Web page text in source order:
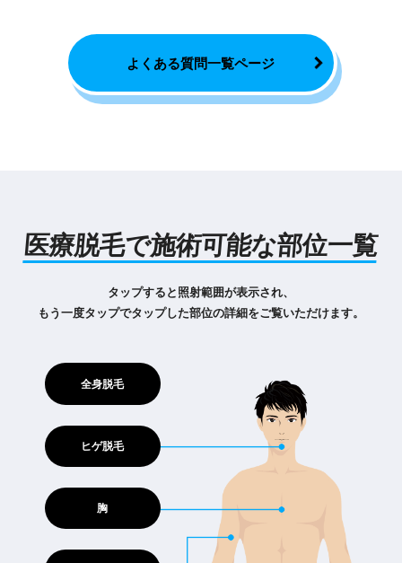
よくある質問一覧ページ
医療脱毛で施術可能な部位一覧
タップすると照射範囲が表示され、
もう一度タップでタップした部位の詳細をご覧いただけます。
全身脱毛
ヒゲ脱毛
胸